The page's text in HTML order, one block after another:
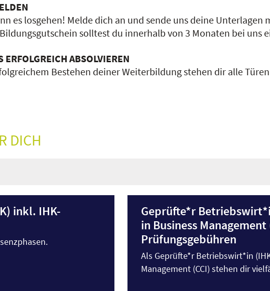
es losgehen! Melde dich an und sende uns deine
solltest du innerhalb von 3 Monaten bei uns
ERFOLGREICH ABSOLVIEREN
Bestehen deiner Weiterbildung stehen dir alle
DICH
inkl. IHK-
Geprüfte*r
in Business
Prüfungsgebühren
Als Geprüfte*r Betriebswirt*in
Management (CCI) stehen dir